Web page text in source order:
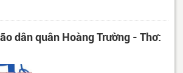
dân quân Hoàng Trường - Thơ: